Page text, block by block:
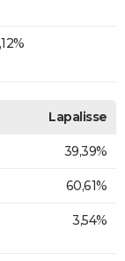
Lapalisse
39,39%
60,61%
3,54%